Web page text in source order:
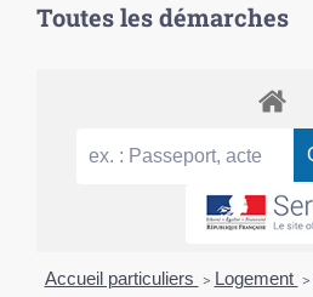
Toutes les démarches
Accueil particuliers > Logement >